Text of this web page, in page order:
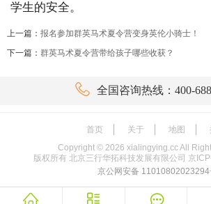
学生的安全。
上一篇： 报名参加群英马术夏令营变身英伦小骑士！
下一篇： 群英马术夏令营带给孩子哪些收获？
 全国咨询热线：400-
首页 关于 地图
Copyright © 2026 xialingying.cc All
版权所有 北京三行华拓科技发展有限公司 京
京公网安备 11010802023294
  